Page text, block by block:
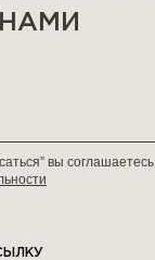
вы соглашаетесь